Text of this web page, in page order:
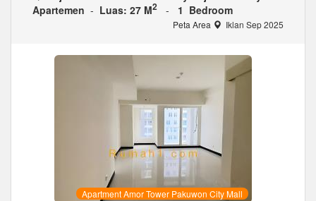
Apartemen - Luas: 27 M2 - 1 Bedroom
Peta Area Iklan Sep 2025
Apartment Amor Tower Pakuwon City Mall